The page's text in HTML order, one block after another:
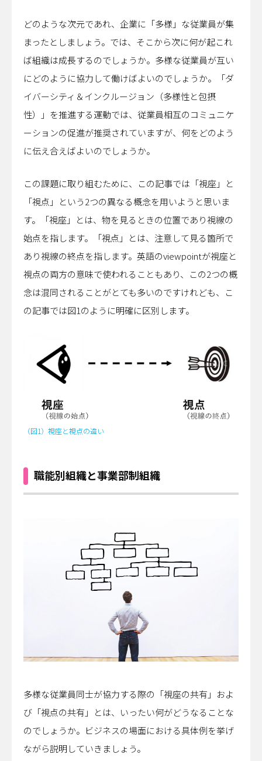
どのような次元であれ、企業に「多様」な従業員が集
まったとしましょう。では、そこから次に何が起これ
ば組織は成長するのでしょうか。多様な従業員が互い
にどのように協力して働けばよいのでしょうか。「ダ
イバーシティ＆インクルージョン（多様性と包摂
性）」を推進する運動では、従業員相互のコミュニケ
ーションの促進が推奨されていますが、何をどのよう
に伝え合えばよいのでしょうか。
この課題に取り組むために、この記事では「視座」と
「視点」という2つの異なる概念を用いようと思いま
す。「視座」とは、物を見るときの位置であり視線の
始点を指します。「視点」とは、注意して見る箇所で
あり視線の終点を指します。英語のviewpointが視座と
視点の両方の意味で使われることもあり、この2つの概
念は混同されることがとても多いのですけれども、こ
の記事では図1のように明確に区別します。
（図1）視座と視点の違い
職能別組織と事業部制組織
多様な従業員同士が協力する際の「視座の共有」およ
び「視点の共有」とは、いったい何がどうなることな
のでしょうか。ビジネスの場面における具体例を挙げ
ながら説明していきましょう。